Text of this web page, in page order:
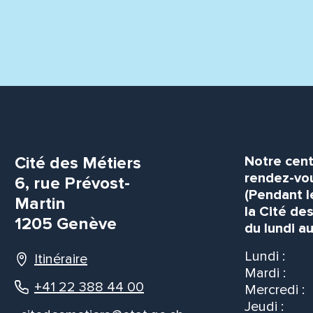
Cité des Métiers
6, rue Prévost-
Martin
1205 Genève
Itinéraire
+41 22 388 44 00
Notre
rendez-
(Pendant
la Cité
du lundi
Lundi :
Mardi :
Mercredi :
Jeudi :